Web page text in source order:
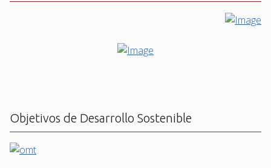
Objetivos de Desarrollo Sostenible